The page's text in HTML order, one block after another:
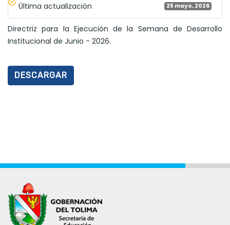
Última actualización 25 mayo, 2026
Directriz para la Ejecución de la Semana de Desarrollo
Institucional de Junio - 2026.
DESCARGAR